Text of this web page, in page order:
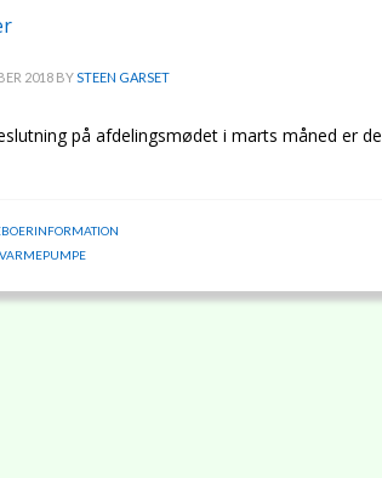
2018 BYSTEEN GARSET
på afdelingsmødet i marts måned er
VARMEPUMPE